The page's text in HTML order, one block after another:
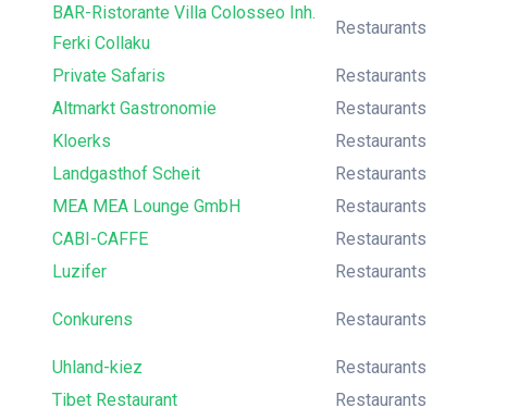
BAR-Ristorante Villa Colosseo Inh.
Ferki Collaku
Restaurants
Private Safaris Restaurants
Altmarkt Gastronomie
Restaurants
Kloerks
Restaurants
Landgasthof Scheit
Restaurants
MEA MEA Lounge GmbH
Restaurants
CABI-CAFFE
Restaurants
Luzifer
Restaurants
Conkurens Restaurants
Uhland-kiez
Restaurants
Tibet Restaurant
Restaurants